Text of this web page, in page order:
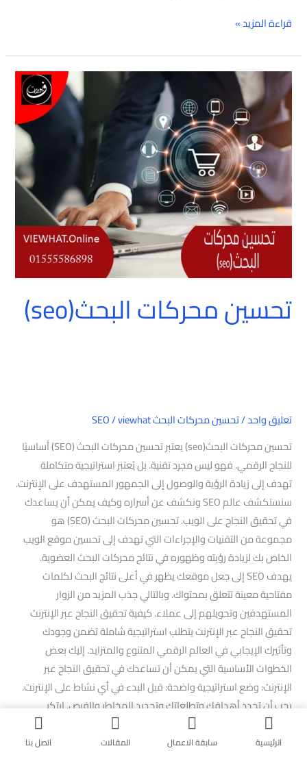
قراءة المزيد »
تحسين محركات البحث(seo)
تعليق واحد/تحسين محركات البحث SEO /viewhat
تحسين محركات البحث(seo) يعتبر تحسين محركات البحث (SEO) أساسيًا
للنجاح الرقمي. فهو ليس مجرد تقنية. بل يُعتبر استراتيجية متكاملة
تهدف إلى زيادة الرؤية والوصول إلى الجمهور المستهدف على الإنترنت.
سنستكشف عالم SEO ونكشف عن أسراره وكيف يمكن أن يساعدك
في تحقيق النجاح على الويب. تحسين محركات البحث (SEO) هو
مجموعة من التقنيات والإجراءات التي تهدف إلى تحسين موقع الويب
الخاص بك لزيادة رؤيته وظهوره في نتائج محركات البحث العضوية.
يهدف SEO إلى جعل موقعك يظهر في أعلى نتائج البحث لكلمات
مفتاحية معينة تتعلق بمحتواك. وبالتالي جذب المزيد من الزوار
المستهدفين وتحويلهم إلى عملاء. كيفية تحقيق النجاح عبر الإنترنت
تحقيق النجاح عبر الإنترنت يتطلب استراتيجية شاملة تضمن وجودك
وتأثيرك الإيجابي في العالم الرقمي المتنوع والمتزايد. إليك بعض
الخطوات الأساسية التي يمكن أن تساعدك في تحقيق النجاح عبر
الإنترنت: وضع استراتيجية واضحة: قبل البدء في أي نشاط على الإنترنت.
يجب أن تحدد أهدافك وتطلعاتك وتحديد المخاطر والفرص. ابتكر
استراتيجية تضمن تحقيق أهدافك بشكل فعال. تحديد الأهداف: كذلك
قبل البدء في وضع الاستراتيجية، حدد الأهداف التي ترغب في تحقيقها
تحسين
محركات
البحث(seo)
الرئيسية سابقة الاعمال المقالات اتصل بنا